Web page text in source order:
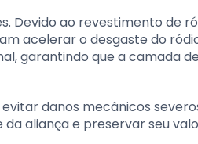
Devido ao revestimento de
acelerar o desgaste do
garantindo que a camada
danos mecânicos
aliança e preservar seu